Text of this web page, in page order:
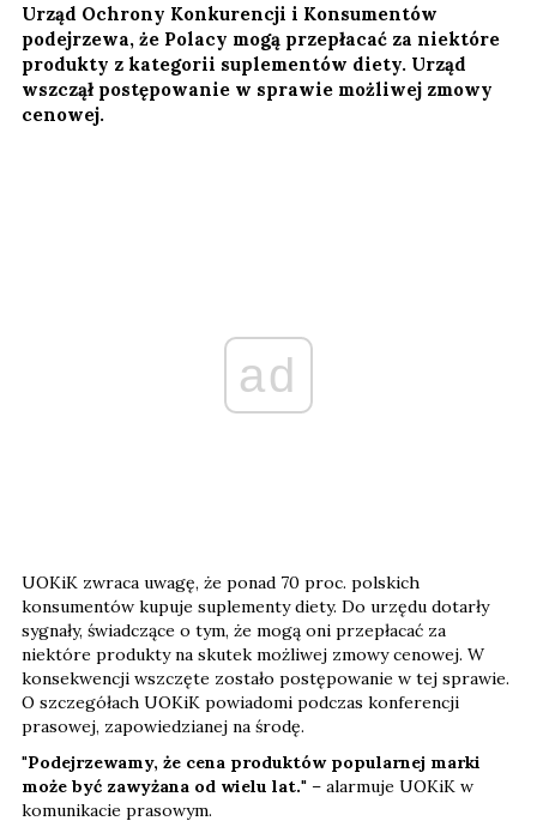
Urząd Ochrony Konkurencji i Konsumentów
podejrzewa, że Polacy mogą przepłacać za niektóre
produkty z kategorii suplementów diety. Urząd
wszczął postępowanie w sprawie możliwej zmowy
cenowej.
ad
UOKiK zwraca uwagę, że ponad 70 proc. polskich
konsumentów kupuje suplementy diety. Do urzędu dotarły
sygnały, świadczące o tym, że mogą oni przepłacać za
niektóre produkty na skutek możliwej zmowy cenowej. W
konsekwencji wszczęte zostało postępowanie w tej sprawie.
O szczegółach UOKiK powiadomi podczas konferencji
prasowej, zapowiedzianej na środę.
"Podejrzewamy, że cena produktów popularnej marki
może być zawyżana od wielu lat." – alarmuje UOKiK w
komunikacie prasowym.